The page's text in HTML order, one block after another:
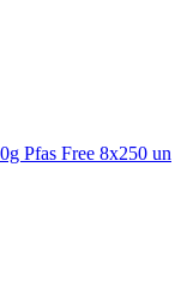
Pfas Free 8x250 un